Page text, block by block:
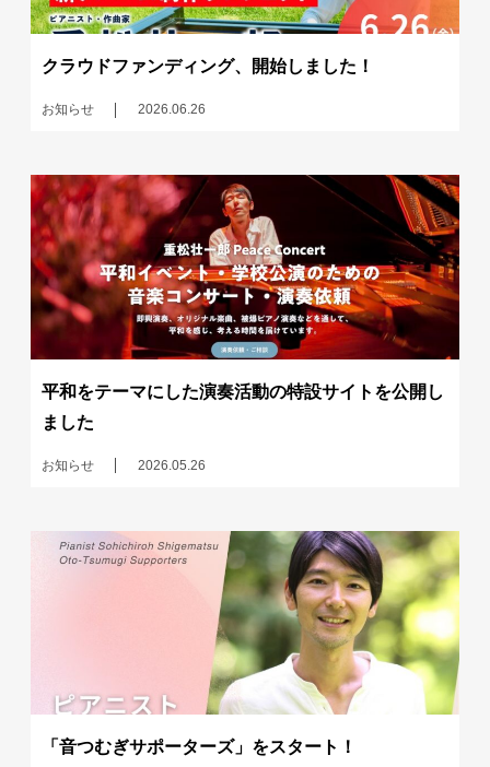
クラウドファンディング、開始しました！
お知らせ 2026.06.26
平和をテーマにした演奏活動の特設サイトを公開し
ました
お知らせ 2026.05.26
「音つむぎサポーターズ」をスタート！